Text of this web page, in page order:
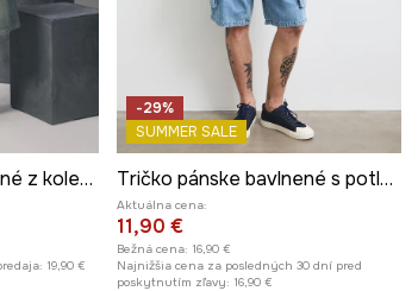
Tričko pánske bavlnené z kolekcie Tattoo Art by Mattia Provezza
19,90 €
-29%
SUMMER SALE
Tričko pánske bavlnené s potlačou
Aktuálna cena:
11,90 €
Bežná cena: 16,90 €
Najnižšia cena za posledných 30 dní pred
poskytnutím zľavy: 16,90 €